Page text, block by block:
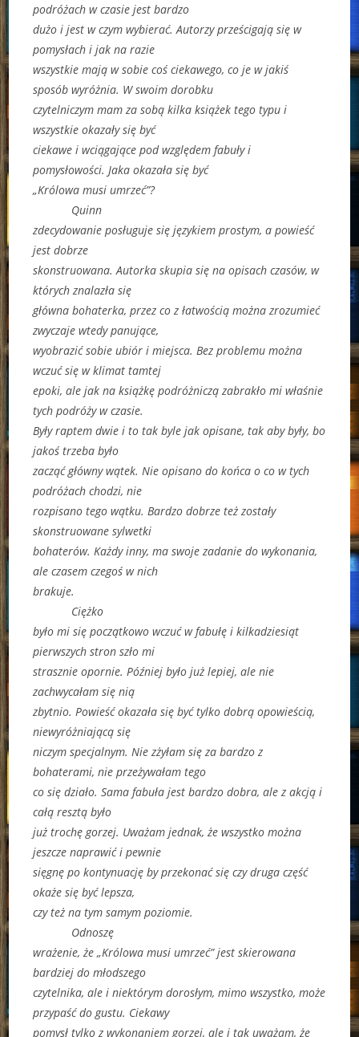
podróżach w czasie jest bardzo
dużo i jest w czym wybierać. Autorzy prześcigają się w
pomysłach i jak na razie
wszystkie mają w sobie coś ciekawego, co je w jakiś
sposób wyróżnia. W swoim dorobku
czytelniczym mam za sobą kilka książek tego typu i
wszystkie okazały się być
ciekawe i wciągające pod względem fabuły i
pomysłowości. Jaka okazała się być
„Królowa musi umrzeć”?
Quinn
zdecydowanie posługuje się językiem prostym, a powieść
jest dobrze
skonstruowana. Autorka skupia się na opisach czasów, w
których znalazła się
główna bohaterka, przez co z łatwością można zrozumieć
zwyczaje wtedy panujące,
wyobrazić sobie ubiór i miejsca. Bez problemu można
wczuć się w klimat tamtej
epoki, ale jak na książkę podróżniczą zabrakło mi właśnie
tych podróży w czasie.
Były raptem dwie i to tak byle jak opisane, tak aby były, bo
jakoś trzeba było
zacząć główny wątek. Nie opisano do końca o co w tych
podróżach chodzi, nie
rozpisano tego wątku. Bardzo dobrze też zostały
skonstruowane sylwetki
bohaterów. Każdy inny, ma swoje zadanie do wykonania,
ale czasem czegoś w nich
brakuje.
Ciężko
było mi się początkowo wczuć w fabułę i kilkadziesiąt
pierwszych stron szło mi
strasznie opornie. Później było już lepiej, ale nie
zachwycałam się nią
zbytnio. Powieść okazała się być tylko dobrą opowieścią,
niewyróżniającą się
niczym specjalnym. Nie zżyłam się za bardzo z
bohaterami, nie przeżywałam tego
co się działo. Sama fabuła jest bardzo dobra, ale z akcją i
całą resztą było
już trochę gorzej. Uważam jednak, że wszystko można
jeszcze naprawić i pewnie
sięgnę po kontynuację by przekonać się czy druga część
okaże się być lepsza,
czy też na tym samym poziomie.
Odnoszę
wrażenie, że „Królowa musi umrzeć” jest skierowana
bardziej do młodszego
czytelnika, ale i niektórym dorosłym, mimo wszystko, może
przypaść do gustu. Ciekawy
pomysł tylko z wykonaniem gorzej, ale i tak uważam, że